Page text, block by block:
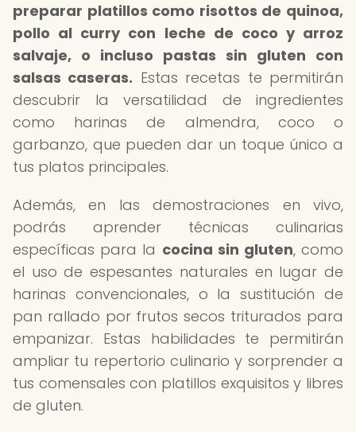
preparar platillos como risottos de quinoa,
pollo al curry con leche de coco y arroz
salvaje, o incluso pastas sin gluten con
salsas caseras. Estas recetas te permitirán
descubrir la versatilidad de ingredientes
como harinas de almendra, coco o
garbanzo, que pueden dar un toque único a
tus platos principales.
Además, en las demostraciones en vivo,
podrás aprender técnicas culinarias
específicas para la cocina sin gluten, como
el uso de espesantes naturales en lugar de
harinas convencionales, o la sustitución de
pan rallado por frutos secos triturados para
empanizar. Estas habilidades te permitirán
ampliar tu repertorio culinario y sorprender a
tus comensales con platillos exquisitos y libres
de gluten.